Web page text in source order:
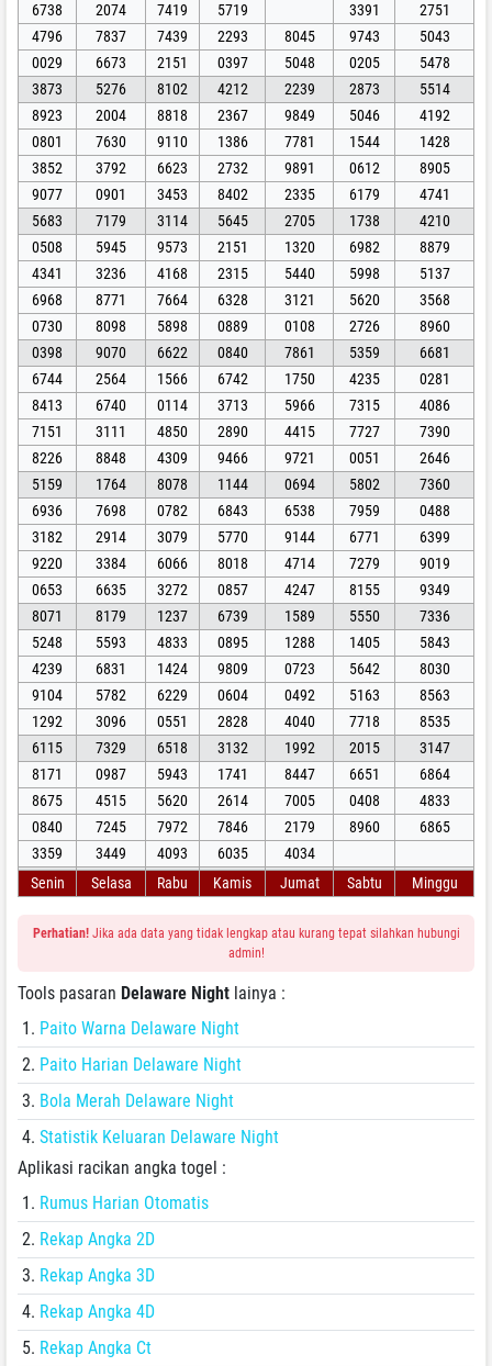
6738
2074 7419 5719 3391
2751
4796
7837 7439 2293 8045 9743
5043
0029
6673 2151 0397 5048 0205
5478
3873
5276 8102 4212 2239 2873
5514
8923
2004 8818 2367 9849 5046
4192
0801
7630 9110 1386 7781 1544
1428
3852
3792 6623 2732 9891 0612
8905
9077
0901 3453 8402 2335 6179
4741
5683
7179 3114 5645 2705 1738
4210
0508
5945 9573 2151 1320 6982
8879
4341
3236 4168 2315 5440 5998
5137
6968
8771 7664 6328 3121 5620
3568
0730
8098 5898 0889 0108 2726
8960
0398
9070 6622 0840 7861 5359
6681
6744
2564 1566 6742 1750 4235
0281
8413
6740 0114 3713 5966 7315
4086
7151
3111 4850 2890 4415 7727
7390
8226
8848 4309 9466 9721 0051
2646
5159
1764 8078 1144 0694 5802
7360
6936
7698 0782 6843 6538 7959
0488
3182
2914 3079 5770 9144 6771
6399
9220
3384 6066 8018 4714 7279
9019
0653
6635 3272 0857 4247 8155
9349
8071
8179 1237 6739 1589 5550
7336
5248
5593 4833 0895 1288 1405
5843
4239
6831 1424 9809 0723 5642
8030
9104
5782 6229 0604 0492 5163
8563
1292
3096 0551 2828 4040 7718
8535
6115
7329 6518 3132 1992 2015
3147
8171
0987 5943 1741 8447 6651
6864
8675
4515 5620 2614 7005 0408
4833
0840
7245 7972 7846 2179 8960
6865
3359
3449 4093 6035
4034
Senin
Selasa Rabu Kamis Jumat Sabtu Minggu
Perhatian!Jika ada data yang tidak lengkap atau kurang tepat silahkan hubungi
admin!
Tools pasaran Delaware Night lainya :
Paito Warna Delaware Night
Paito Harian Delaware Night
Bola Merah Delaware Night
Statistik Keluaran Delaware Night
Aplikasi racikan angka togel :
Rumus Harian Otomatis
Rekap Angka 2D
Rekap Angka 3D
Rekap Angka 4D
Rekap Angka Ct